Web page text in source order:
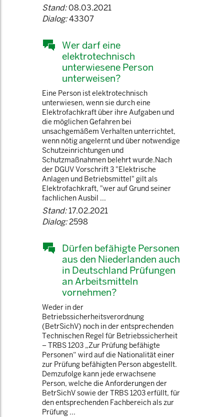
Stand:08.03.2021
Dialog:43307
Wer darf eine
elektrotechnisch
unterwiesene Person
unterweisen?
Eine Person ist elektrotechnisch
unterwiesen, wenn sie durch eine
Elektrofachkraft über ihre Aufgaben und
die möglichen Gefahren bei
unsachgemäßem Verhalten unterrichtet,
wenn nötig angelernt und über notwendige
Schutzeinrichtungen und
Schutzmaßnahmen belehrt wurde.Nach
der DGUV Vorschrift 3 "Elektrische
Anlagen und Betriebsmittel" gilt als
Elektrofachkraft, "wer auf Grund seiner
fachlichen Ausbil ...
Stand:17.02.2021
Dialog:2598
Dürfen befähigte Personen
aus den Niederlanden auch
in Deutschland Prüfungen
an Arbeitsmitteln
vornehmen?
Weder in der
Betriebssicherheitsverordnung
(BetrSichV) noch in der entsprechenden
Technischen Regel für Betriebssicherheit
– TRBS 1203 „Zur Prüfung befähigte
Personen“ wird auf die Nationalität einer
zur Prüfung befähigten Person abgestellt.
Demzufolge kann jede erwachsene
Person, welche die Anforderungen der
BetrSichV sowie der TRBS 1203 erfüllt, für
den entsprechenden Fachbereich als zur
Prüfung ...